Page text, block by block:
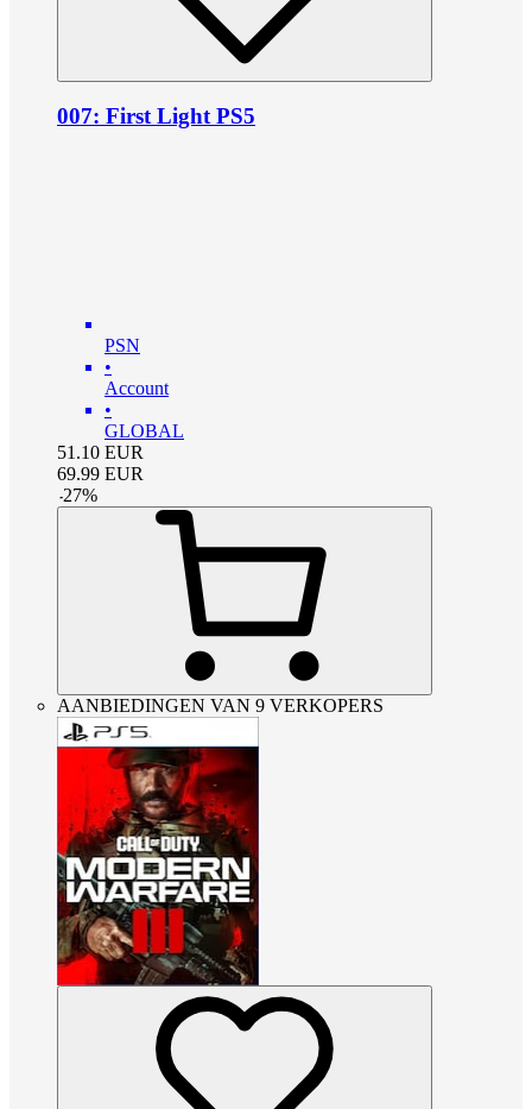
007: First Light PS5
PSN
•
Account
•
GLOBAL
51.10 EUR
69.99 EUR
-27%
AANBIEDINGEN VAN 9 VERKOPERS